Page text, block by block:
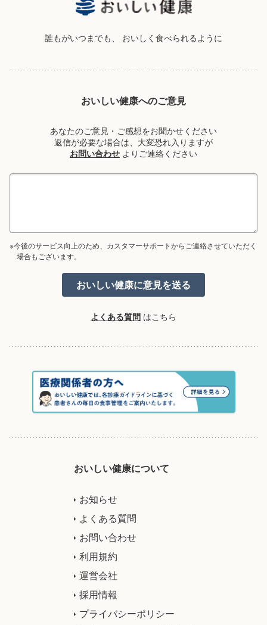
誰もがいつまでも、 おいしく食べられるように
おいしい健康へのご意見
あなたのご意見・ご感想をお聞かせください
返信が必要な場合は、大変恐れ入りますが
お問い合わせ よりご連絡ください
※今後のサービス向上のため、カスタマーサポートからご連絡させていただく
場合もございます。
よくある質問 はこちら
おいしい健康について
お知らせ
よくある質問
お問い合わせ
利用規約
運営会社
採用情報
プライバシーポリシー